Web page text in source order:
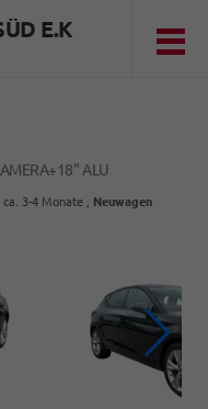
E.K
ALU
3-4 Monate , Neuwagen